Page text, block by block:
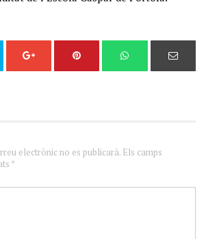
electrònic no es publicarà. Els camps
*